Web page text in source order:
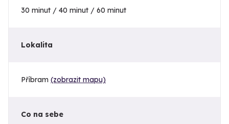
30 minut / 40 minut / 60 minut
Lokalita
Příbram (zobrazit mapu)
Co na sebe